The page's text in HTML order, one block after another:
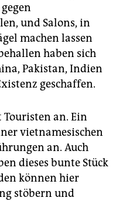
und Salons, in
machen lassen
haben sich
Pakistan, Indien
geschaffen.
an. Ein
vietnamesischen
an. Auch
dieses bunte Stück
können hier
stöbern und